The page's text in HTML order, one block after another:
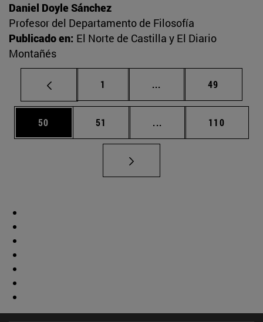
Daniel Doyle Sánchez
Profesor del Departamento de Filosofía
Publicado en: El Norte de Castilla y El Diario
Montañés
Página
1 ... Páginas intermedias
Página
49
Página
50 Página
51 ... Páginas intermedias
Página
110